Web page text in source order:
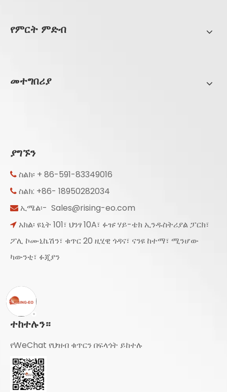
የምርት ምድብ
መተግበሪያ
ያግኙን
 ስልክ፡ + 86-591-83349016
 ስልክ: +86- 18950282034
 ኢሜል፡- Sales@rising-eo.com
 አክል፡ ዩኒት 101፣ ህንፃ 10A፣ ፉዡ ሃይ-ቴክ ኢንዱስትሪያል ፓርክ፣
ፖሊ ኮሙኒኬሽን፣ ቁጥር 20 ዚሂዊ ጎዳና፣ ናንዩ ከተማ፣ ሚንሆው
ካውንቲ፣ ፉጂያን
ተከተሉን።
የWeChat የህዝብ ቁጥርን በፍላጎት ይከተሉ